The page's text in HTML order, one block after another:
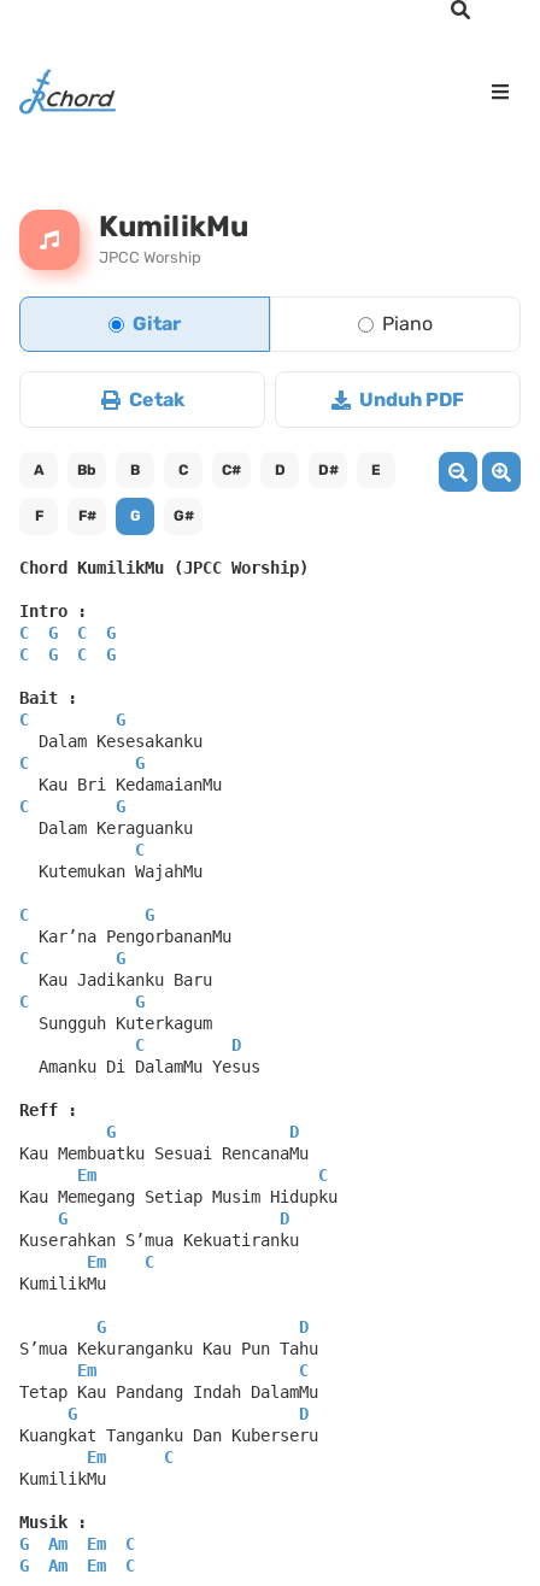
KumilikMu
JPCC Worship
Gitar Piano
Cetak Unduh PDF
A Bb B C C# D D# E
F F# G G#
Chord KumilikMu (JPCC Worship)
Intro :
C
G C
G
C
G C G
Bait :
C
G
  Dalam Kesesakanku
C
G
  Kau Bri KedamaianMu
C
G
  Dalam Keraguanku
C
  Kutemukan WajahMu
C
G
  Kar’na PengorbananMu
C
G
  Kau Jadikanku Baru
C
G
  Sungguh Kuterkagum
C
D
  Amanku Di DalamMu Yesus
Reff :
G
D
Kau Membuatku Sesuai RencanaMu
Em
C
Kau Memegang Setiap Musim Hidupku
G
D
Kuserahkan S’mua Kekuatiranku
Em
C
KumilikMu
G
D
S’mua Kekuranganku Kau Pun Tahu
Em
C
Tetap Kau Pandang Indah DalamMu
G
D
Kuangkat Tanganku Dan Kuberseru
Em
C
KumilikMu
Musik :
G
Am Em
C
G
Am Em C